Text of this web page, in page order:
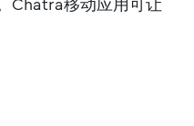
Chatra移动应用可让